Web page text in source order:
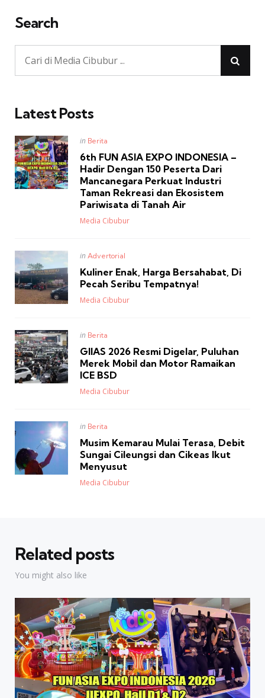
Search
Latest Posts
Posted
in
in Berita
6th FUN ASIA EXPO INDONESIA –
Hadir Dengan 150 Peserta Dari
Mancanegara Perkuat Industri
Taman Rekreasi dan Ekosistem
Pariwisata di Tanah Air
Posted
Media Cibubur
Posted
in Advertorial
Kuliner Enak, Harga Bersahabat, Di
Pecah Seribu Tempatnya!
Posted
Media Cibubur
Posted
in Berita
GIIAS 2026 Resmi Digelar, Puluhan
Merek Mobil dan Motor Ramaikan
ICE BSD
Posted
Media Cibubur
Posted
in Berita
Musim Kemarau Mulai Terasa, Debit
Sungai Cileungsi dan Cikeas Ikut
Menyusut
Posted
Media Cibubur
Related posts
You might also like